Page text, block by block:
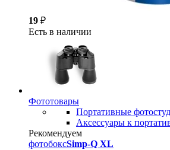
19 ₽
Есть в наличии
Фототовары
Портативные
Аксессуары к
Рекомендуем
фотобоксSimp-Q XL